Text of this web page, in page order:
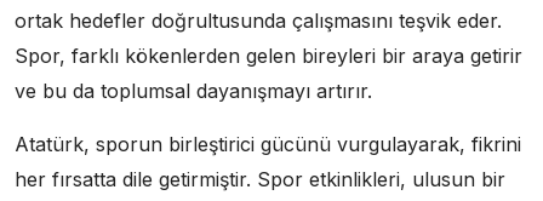
ortak hedefler doğrultusunda çalışmasını teşvik eder.
Spor, farklı kökenlerden gelen bireyleri bir araya getirir
ve bu da toplumsal dayanışmayı artırır.
Atatürk, sporun birleştirici gücünü vurgulayarak, fikrini
her fırsatta dile getirmiştir. Spor etkinlikleri, ulusun bir